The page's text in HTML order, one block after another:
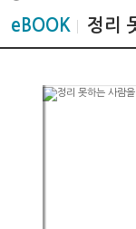
eBOOK 정리